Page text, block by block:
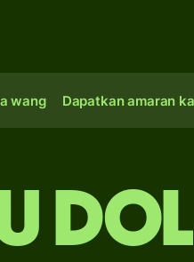
wang Dapatkan amaran